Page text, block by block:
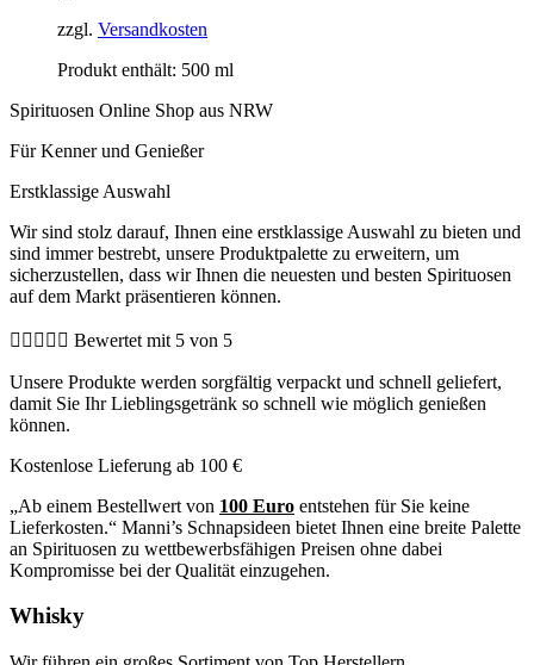
zzgl. Versandkosten
Produkt enthält: 500 ml
Spirituosen Online Shop aus NRW
Für Kenner und Genießer
Erstklassige Auswahl
Wir sind stolz darauf, Ihnen eine erstklassige Auswahl zu bieten und
sind immer bestrebt, unsere Produktpalette zu erweitern, um
sicherzustellen, dass wir Ihnen die neuesten und besten Spirituosen
auf dem Markt präsentieren können.
     Bewertet mit 5 von 5
Unsere Produkte werden sorgfältig verpackt und schnell geliefert,
damit Sie Ihr Lieblingsgetränk so schnell wie möglich genießen
können.
Kostenlose Lieferung ab 100 €
„Ab einem Bestellwert von 100 Euro entstehen für Sie keine
Lieferkosten.“ Manni’s Schnapsideen bietet Ihnen eine breite Palette
an Spirituosen zu wettbewerbsfähigen Preisen ohne dabei
Kompromisse bei der Qualität einzugehen.
Whisky